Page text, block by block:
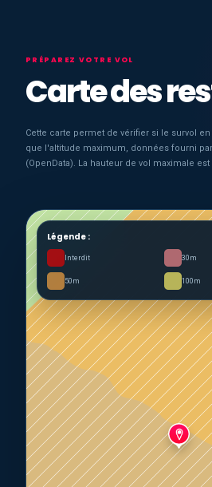
PRÉPAREZ VOTRE VOL
Carte des
Cette carte permet de vérifier si le survol
que l'altitude maximum, données fourni
(OpenData). La hauteur de vol maximale
Légende :
Interdit 30m
50m 100m